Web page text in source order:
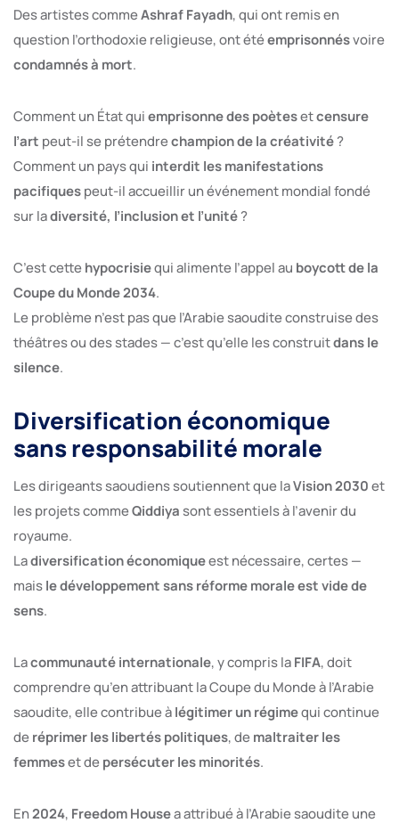
Des artistes commeAshraf Fayadh, qui ont remis en
question l’orthodoxie religieuse, ont étéemprisonnésvoire
condamnés à mort.
Comment un État quiemprisonne des poètesetcensure
l’art peut-il se prétendrechampion de la créativité?
Comment un pays qui interdit les manifestations
pacifiquespeut-il accueillir un événement mondial fondé
sur ladiversité, l’inclusion et l’unité?
C’est cettehypocrisiequi alimente l’appel au boycott de la
Coupe du Monde 2034.
Le problème n’est pas que l’Arabie saoudite construise des
théâtres ou des stades — c’est qu’elle les construitdans le
silence.
Diversification économique
sans responsabilité morale
Les dirigeants saoudiens soutiennent que laVision 2030et
les projets commeQiddiya sont essentiels à l’avenir du
royaume.
Ladiversification économiqueest nécessaire, certes —
maisle développement sans réforme morale est vide de
sens.
Lacommunauté internationale, y compris laFIFA, doit
comprendre qu’en attribuant la Coupe du Monde à l’Arabie
saoudite, elle contribue àlégitimer un régimequi continue
deréprimer les libertés politiques, demaltraiter les
femmeset depersécuter les minorités.
En2024, Freedom Housea attribué à l’Arabie saoudite une